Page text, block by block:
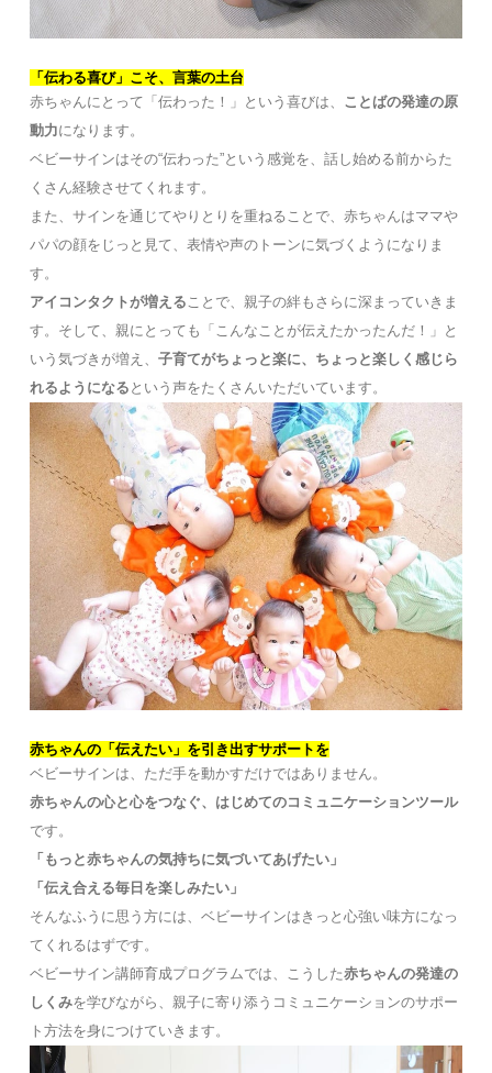
「伝わる喜び」こそ、言葉の土台
赤ちゃんにとって「伝わった！」という喜びは、 ことばの発達の原
動力になります。
ベビーサインはその“伝わった”という感覚を、話し始める前からた
くさん経験させてくれます。
また、サインを通じてやりとりを重ねることで、赤ちゃんはママや
パパの顔をじっと見て、表情や声のトーンに気づくようになりま
す。
アイコンタクトが増えることで、親子の絆もさらに深まっていきま
す。そして、親にとっても「こんなことが伝えたかったんだ！」と
いう気づきが増え、 子育てがちょっと楽に、ちょっと楽しく感じら
れるようになる という声をたくさんいただいています。
赤ちゃんの「伝えたい」を引き出すサポートを
ベビーサインは、ただ手を動かすだけではありません。
赤ちゃんの心と心をつなぐ、はじめてのコミュニケーションツール
です。
「もっと赤ちゃんの気持ちに気づいてあげたい」
「伝え合える毎日を楽しみたい」
そんなふうに思う方には、ベビーサインはきっと心強い味方になっ
てくれるはずです。
ベビーサイン講師育成プログラムでは、こうした赤ちゃんの発達の
しくみを学びながら、親子に寄り添うコミュニケーションのサポー
ト方法を身につけていきます。